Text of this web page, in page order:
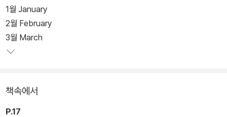
속 불행한 사람들의 고통을 위로하고 치유하기 위한 노력이었던 것이
다.
이 책의 빼놓을 수 없는 특징은 루쉰의 명문장들을 가려 뽑아 매일 조
다. 그런 과정을 통해 우리는 위로받고 우리의 상처는 치유되며 앞으
로 나아갈 희망을 품을 수 있을 것이다.
1월 January
2월 February
3월 March
책속에서
P.17